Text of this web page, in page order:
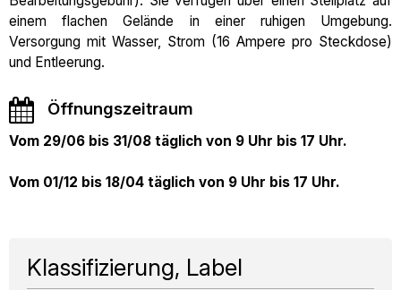
einem flachen Gelände in einer ruhigen Umgebung.
Versorgung mit Wasser, Strom (16 Ampere pro Steckdose)
und Entleerung.
Öffnungszeitraum
Vom 29/06 bis 31/08 täglich von 9 Uhr bis 17 Uhr.
Vom 01/12 bis 18/04 täglich von 9 Uhr bis 17 Uhr.
Klassifizierung, Label